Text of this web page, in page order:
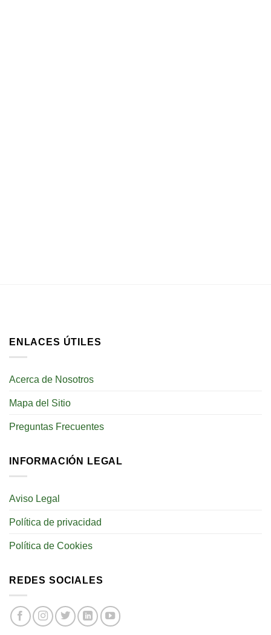
ENLACES ÚTILES
Acerca de Nosotros
Mapa del Sitio
Preguntas Frecuentes
INFORMACIÓN LEGAL
Aviso Legal
Política de privacidad
Política de Cookies
REDES SOCIALES